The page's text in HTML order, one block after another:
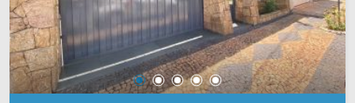
WhatsApp Vendas: (19) 99604-2478 ou Telefone
Arbix: (19) 3475-4546